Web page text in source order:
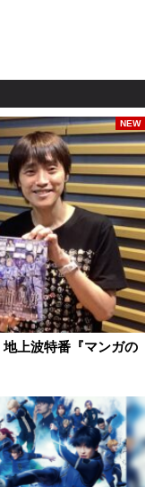
地上波特番『マンガの
NEW